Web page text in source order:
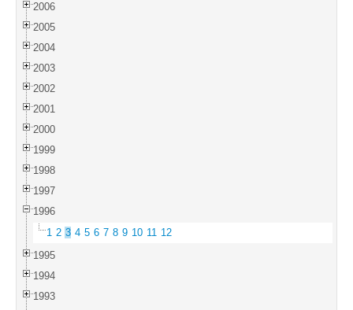
2006
2005
2004
2003
2002
2001
2000
1999
1998
1997
1996
1 2 3 4 5 6 7 8 9 10 11 12
1995
1994
1993